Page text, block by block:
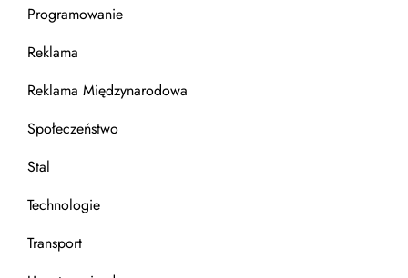
Programowanie
Reklama
Reklama Międzynarodowa
Społeczeństwo
Stal
Technologie
Transport